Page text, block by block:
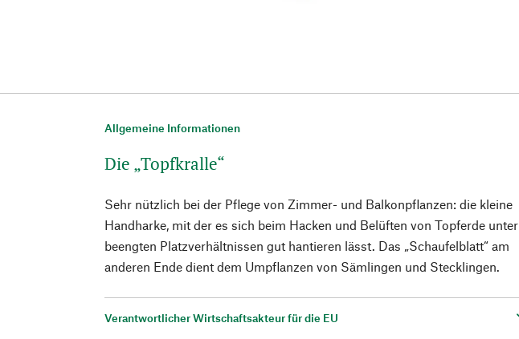
Allgemeine Informationen
Die „Topfkralle“
Sehr nützlich bei der Pflege von Zimmer- und Balkonpflanzen: die kleine
Handharke, mit der es sich beim Hacken und Belüften von Topferde unter
beengten Platzverhältnissen gut hantieren lässt. Das „Schaufelblatt“ am
anderen Ende dient dem Umpflanzen von Sämlingen und Stecklingen.
Verantwortlicher Wirtschaftsakteur für die EU